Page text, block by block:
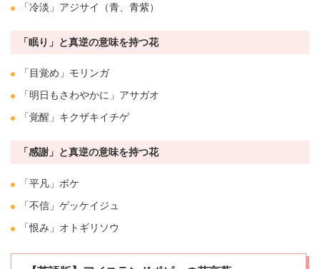
「冷淡」 アジサイ （青、青紫）
「眠り」と真逆の意味を持つ花
「目覚め」モリンガ
「明日もさわやかに」 アサガオ
「覚醒」キクザキイチゲ
「感謝」と真逆の意味を持つ花
「平凡」 ボケ
「不信」 ゲッケイジュ
「恨み」オトギリソウ